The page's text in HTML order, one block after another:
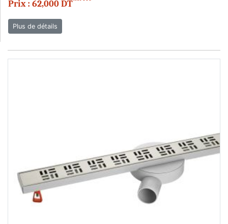
Prix : 62,000 DT
Plus de détails